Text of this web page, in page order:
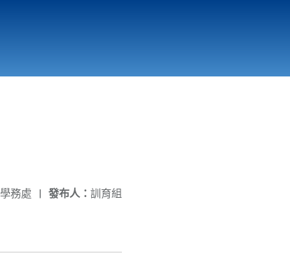
發布人： 訓育組
學務處 |